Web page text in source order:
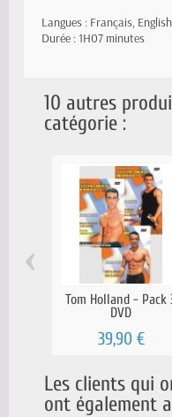
Langues : Français,
Durée : 1H07 minutes
10 autres
catégorie :
Tom Holland - Pack
DVD
39,90 €
‹
Les clients qui
ont également